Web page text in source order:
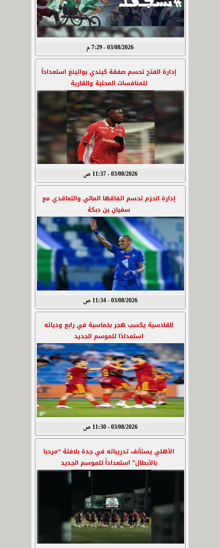
03/08/2026 - 7:29 م
إدارة الفتح تحسم صفقة كيندي بواتينغ استعداداً
للمنافسات المحلية والقارية
03/08/2026 - 11:37 ص
إدارة الحزم تحسم اتفاقها المالي والتعاقدي مع
سفيان بن دبكة
03/08/2026 - 11:34 ص
القادسية يكسب هجر بخماسية في رابع ودياته
استعدادًا للموسم الجديد
03/08/2026 - 11:30 ص
الأهلي يستأنف تدريباته في جدة بلافتة “مرحبا
بالأبطال” استعداداً للموسم الجديد